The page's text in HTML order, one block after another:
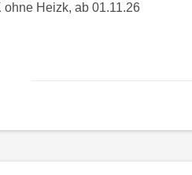
Heizk, ab 01.11.26